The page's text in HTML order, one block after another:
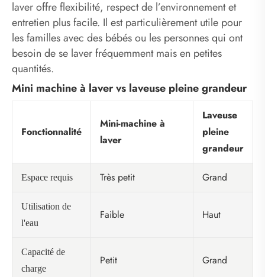
laver offre flexibilité, respect de l’environnement et
entretien plus facile. Il est particulièrement utile pour
les familles avec des bébés ou les personnes qui ont
besoin de se laver fréquemment mais en petites
quantités.
Mini machine à laver vs laveuse pleine grandeur
Fonctionnalité
Mini-machine à
laver
Laveuse
pleine
grandeur
Espace requis Très petit Grand
Utilisation de
l'eau
Faible Haut
Capacité de
charge
Petit Grand